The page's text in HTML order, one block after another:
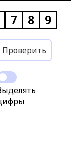
7 8 9
Проверить